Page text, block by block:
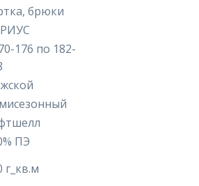
брюки
176 по 182-
ПЭ
г_кв.м